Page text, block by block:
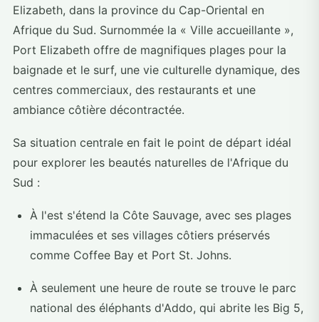
Elizabeth, dans la province du Cap-Oriental en
Afrique du Sud. Surnommée la « Ville accueillante »,
Port Elizabeth offre de magnifiques plages pour la
baignade et le surf, une vie culturelle dynamique, des
centres commerciaux, des restaurants et une
ambiance côtière décontractée.
Sa situation centrale en fait le point de départ idéal
pour explorer les beautés naturelles de l'Afrique du
Sud :
À l'est s'étend la Côte Sauvage, avec ses plages
immaculées et ses villages côtiers préservés
comme Coffee Bay et Port St. Johns.
À seulement une heure de route se trouve le parc
national des éléphants d'Addo, qui abrite les Big 5,